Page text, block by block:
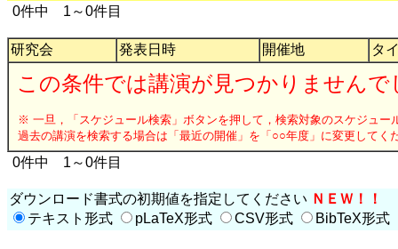
0件中 1～0件目
研究会 発表日時 開催地 タ
この条件では講演が見つかりませんで
※ 一旦，「スケジュール検索」ボタンを押して，検索対象のスケジュー
過去の講演を検索する場合は「最近の開催」を「○○年度」に変更してく
0件中 1～0件目
ダウンロード書式の初期値を指定してください ＮＥＷ！！
テキスト形式
pLaTeX形式 CSV形式 BibTeX形式